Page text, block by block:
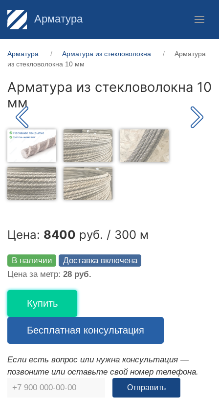
Арматура
Арматура Арматура из стекловолокна
Арматура
из стекловолокна 10 мм
Арматура из стекловолокна 10
мм
Цена: 8400 руб. / 300 м
В наличии
Доставка включена
Цена за метр: 28 руб.
Купить
Бесплатная консультация
Если есть вопрос или нужна консультация —
позвоните или оставьте свой номер телефона.
Отправить